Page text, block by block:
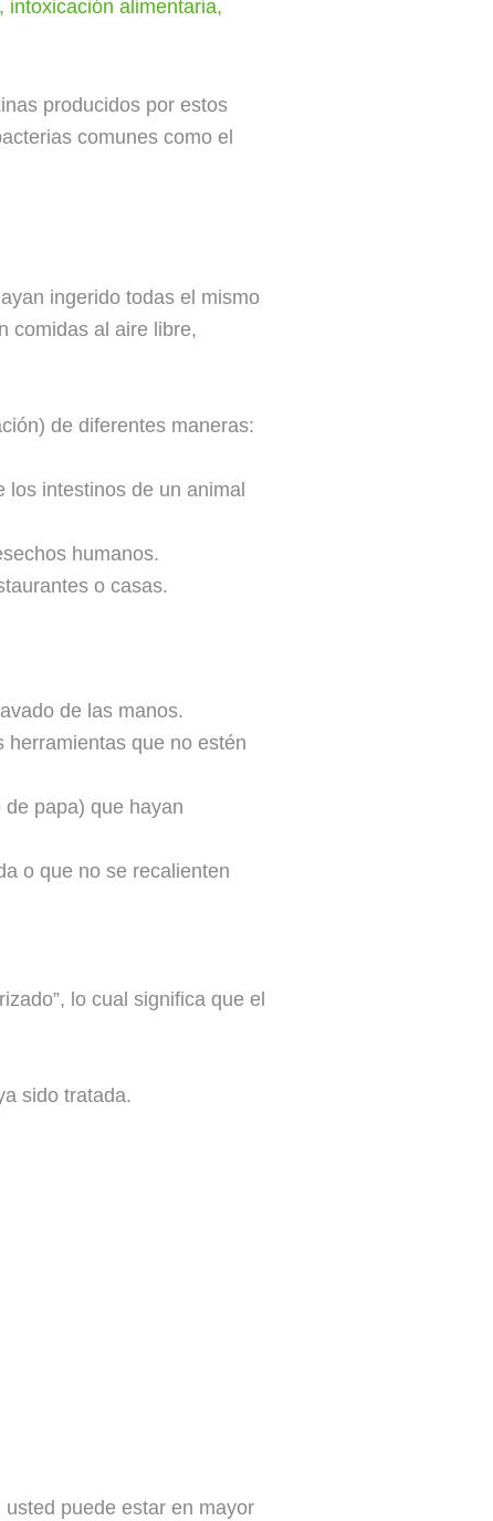
, intoxicación alimentaria,
producidos por estos
comunes como el
ingerido todas el mismo
comidas al aire libre,
de diferentes maneras:
los intestinos de un animal
humanos.
o casas.
de las manos.
herramientas que no estén
papa) que hayan
o que no se recalienten
lo cual significa que el
sido tratada.
puede estar en mayor